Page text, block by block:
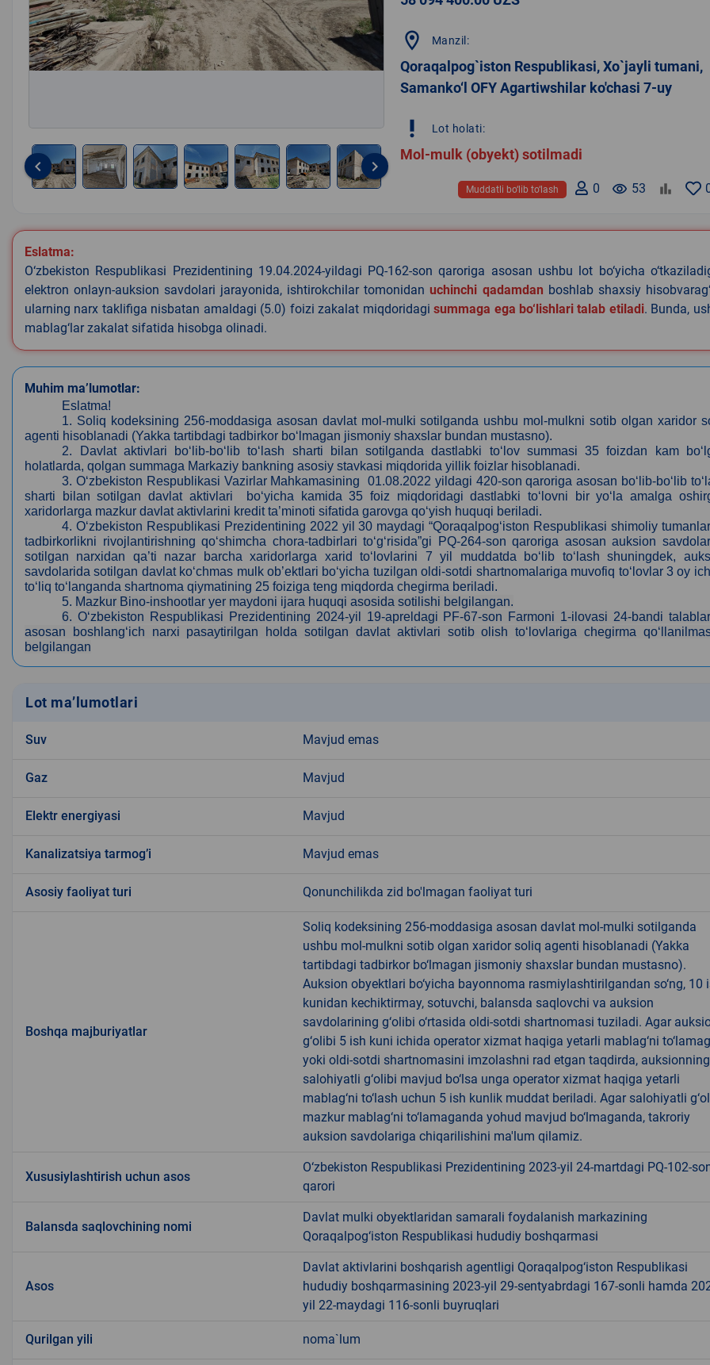
of
7
keyboard_arrow_left keyboard_arrow_right
location_on Manzil:
Qoraqalpog`iston Respublikasi, Xo`jayli tumani,
Samanko‘l OFY Agartiwshilar ko'chasi 7-uy
priority_high Lot holati:
Mol-mulk (obyekt) sotilmadi
remove_red_eye 53
0
Muddatli bo‘lib to‘lash
Eslatma:
O‘zbekiston Respublikasi Prezidentining 19.04.2024-yildagi PQ-162-son qaroriga asosan ushbu lot bo‘yicha
elektron onlayn-auksion savdolari jarayonida, ishtirokchilar tomonidanuchinchi qadamdan boshlab shaxsiy
ularning narx taklifiga nisbatan amaldagi (5.0) foizi zakalat miqdoridagisummaga ega bo‘lishlari talab etiladi. Bunda,
mablag‘lar zakalat sifatida hisobga olinadi.
Muhim ma’lumotlar:
Eslatma!
1. Soliq kodeksining 256-moddasiga asosan davlat mol-mulki sotilganda ushbu mol-mulkni sotib olgan xaridor
agenti hisoblanadi (Yakka tartibdagi tadbirkor bo‘lmagan jismoniy shaxslar bundan mustasno).
2.
Davlat aktivlari bo‘lib-bo‘lib to‘lash sharti bilan sotilganda dastlabki to‘lov summasi 35 foizdan kam
holatlarda, qolgan summaga Markaziy bankning asosiy stavkasi miqdorida yillik foizlar hisoblanadi.
3. O‘zbekiston Respublikasi Vazirlar Mahkamasining 01.08.2022 yildagi 420-son qaroriga asosan bo‘lib-bo‘lib
sharti bilan sotilgan davlat aktivlari bo‘yicha kamida 35 foiz miqdoridagi dastlabki to‘lovni bir yo‘la amalga
xaridorlarga mazkur davlat aktivlarini kredit ta’minoti sifatida garovga qo‘yish huquqi beriladi.
4. O‘zbekiston Respublikasi Prezidentining 2022 yil 30 maydagi “Qoraqalpog‘iston Respublikasi shimoliy
tadbirkorlikni rivojlantirishning qo‘shimcha chora-tadbirlari to‘g‘risida”gi PQ-264-son qaroriga asosan auksion
sotilgan narxidan qa’ti nazar barcha xaridorlarga xarid to‘lovlarini 7 yil muddatda bo‘lib to‘lash shuningdek,
savdolarida sotilgan davlat ko‘chmas mulk ob’ektlari bo‘yicha tuzilgan oldi-sotdi shartnomalariga muvofiq to‘lovlar 3 oy
to‘liq to‘langanda shartnoma qiymatining 25 foiziga teng miqdorda chegirma beriladi.
5. Mazkur Bino-inshootlar yer maydoni ijara huquqi asosida sotilishi belgilangan.
6. O‘zbekiston Respublikasi Prezidentining 2024-yil 19-apreldagi PF-67-son Farmoni 1-ilovasi 24-bandi
asosan boshlang‘ich narxi pasaytirilgan holda sotilgan davlat aktivlari sotib olish to‘lovlariga chegirma
belgilangan
Lot ma’lumotlari
Suv Mavjud emas
Gaz Mavjud
Elektr energiyasi Mavjud
Kanalizatsiya tarmogʼi Mavjud emas
Аsosiy faoliyat turi Qonunchilikda zid bo'lmagan faoliyat turi
Boshqa majburiyatlar
Soliq kodeksining 256-moddasiga asosan davlat mol-mulki sotilganda
ushbu mol-mulkni sotib olgan xaridor soliq agenti hisoblanadi (Yakka
tartibdagi tadbirkor bo‘lmagan jismoniy shaxslar bundan mustasno).
Auksion obyektlari bo‘yicha bayonnoma rasmiylashtirilgandan so‘ng, 10
kunidan kechiktirmay, sotuvchi, balansda saqlovchi va auksion
savdolarining g‘olibi o‘rtasida oldi-sotdi shartnomasi tuziladi. Agar
g‘olibi 5 ish kuni ichida operator xizmat haqiga yetarli mablag‘ni
yoki oldi-sotdi shartnomasini imzolashni rad etgan taqdirda, auksionning
salohiyatli g‘olibi mavjud bo‘lsa unga operator xizmat haqiga yetarli
mablag‘ni to‘lash uchun 5 ish kunlik muddat beriladi. Agar salohiyatli
mazkur mablag‘ni to‘lamaganda yohud mavjud bo‘lmaganda, takroriy
auksion savdolariga chiqarilishini ma'lum qilamiz.
Xususiylashtirish uchun asos
O‘zbekiston Respublikasi Prezidentining 2023-yil 24-martdagi PQ-102-
qarori
Balansda saqlovchining nomi
Davlat mulki obyektlaridan samarali foydalanish markazining
Qoraqalpog‘iston Respublikasi hududiy boshqarmasi
Asos
Davlat aktivlarini boshqarish agentligi Qoraqalpog‘iston Respublikasi
hududiy boshqarmasining 2023-yil 29-sentyabrdagi 167-sonli hamda
yil 22-maydagi 116-sonli buyruqlari
Qurilgan yili noma`lum